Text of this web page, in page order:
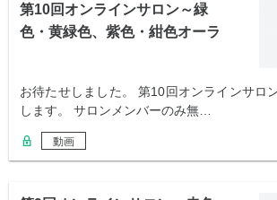
第10回オンラインサロン～緑
色・黄緑色、紫色・紺色オーラ
お待たせしました。 第10回オンラインサロ
します。 サロンメンバーのみ無…
動画